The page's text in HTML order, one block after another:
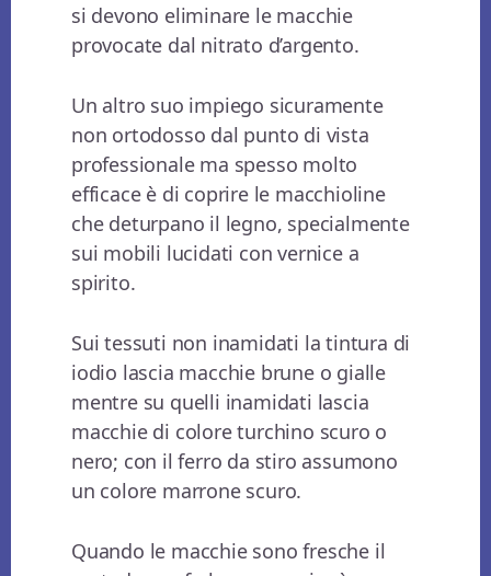
si devono eliminare le macchie
provocate dal nitrato d’argento.
Un altro suo impiego sicuramente
non ortodosso dal punto di vista
professionale ma spesso molto
efficace è di coprire le macchioline
che deturpano il legno, specialmente
sui mobili lucidati con vernice a
spirito.
Sui tessuti non inamidati la tintura di
iodio lascia macchie brune o gialle
mentre su quelli inamidati lascia
macchie di colore turchino scuro o
nero; con il ferro da stiro assumono
un colore marrone scuro.
Quando le macchie sono fresche il